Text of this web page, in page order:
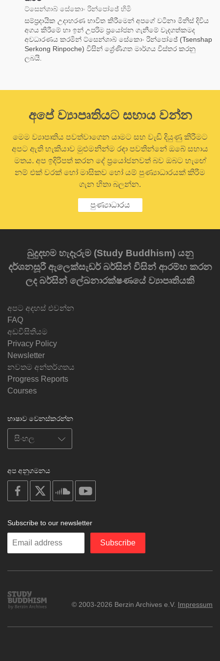
ට්සෙන්ශාබ් සේකොං රින්පෝඡේ හිමි
සම්ප්‍රදායික උදාහරණ භාවිත කිරීමෙන් අපගේ වටිනා මිනිස් දිවිය
අගය කිරීමේ හා ඉන් උපරිම ප්‍රයෝජන ගැනීමේ වැදගත්කමද
අවධාරණය කරමින් ට්සෙන්ශාබ් සේකොං රින්පෝඡේ (Tsenshap
Serkong Rinpoche) විසින් ශ්‍රේණිගත මාර්ගය විස්තර කරනු
ලබයි.
අපේ ව්‍යාපෘතියට සහාය වන්න
මෙම ව්‍යාපෘතිය පවත්වාගෙන යාමට සහ වැඩි දියුණු කිරීමට
අපට ඇති හැකියාව මුළුමනින්ම රඳා පවතින්නේ ඔබේ සහාය
මතය. අප ඉදිරිපත් කරන දේ ප්‍රයෝජනවත් බව ඔබට හැඟේ
නම් එක් වරක් හෝ මාසිකව හෝ යම් පුණ්‍යාධාරයක් කිරීම
ගැන හිතා බලන්න.
පුණ්‍යාධාරය
බුදුදහම හැදෑරුම (Study Buddhism) යනු
දර්ශනසූරී ඇලෙක්සැඩර් බර්සින් විසින් ආරම්භ කරන
ලද බර්සින් ලේඛනාරක්ෂණයේ ව්‍යාපෘතියකි
අපට අදහස් එවන්න
FAQ
අඩවිසිතියම
Privacy Policy
Newsletter
නවතම අන්තර්ගතය
Progress Reports
Courses
භාෂාව වෙනස්කරන්න
අප අනුගමනය
on
facebook
soundcloud
Subscribe to our newsletter
Enter
Subscribe
Study
Buddhism
© 2003-2026 Berzin Archives e.V. Impressum